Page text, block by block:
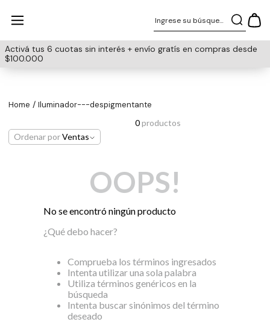
Ingrese su búsqueda
Activá tus 6 cuotas sin interés + envío gratís en compras desde
$100.000
iluminador---despigmentante
0productos
Ordenar porVentas
OOPS!
No se encontró ningún producto
¿Qué debo hacer?
Comprueba los términos ingresados
Intenta utilizar una sola palabra
Utiliza términos genéricos en la
búsqueda
Intenta buscar sinónimos del término
deseado